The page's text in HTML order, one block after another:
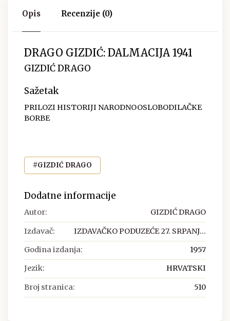
Opis Recenzije (0)
DRAGO GIZDIĆ: DALMACIJA 1941
GIZDIĆ DRAGO
Sažetak
PRILOZI HISTORIJI NARODNOOSLOBODILAČKE
BORBE
#GIZDIĆ DRAGO
Dodatne informacije
Autor: GIZDIĆ DRAGO
Izdavač: IZDAVAČKO PODUZEĆE 27. SRPANJ...
Godina izdanja: 1957
Jezik: HRVATSKI
Broj stranica: 510